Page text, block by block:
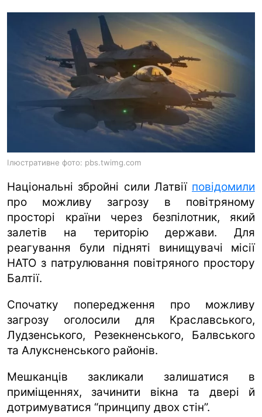
харків
архів
gambling
en
Ілюстративне фото: pbs.twimg.com
Національні збройні сили Латвії повідомили
про можливу загрозу в повітряному
просторі країни через безпілотник, який
залетів на територію держави. Для
реагування були підняті винищувачі місії
НАТО з патрулювання повітряного простору
Балтії.
Спочатку попередження про можливу
загрозу оголосили для Краславського,
Лудзенського, Резекненського, Балвського
та Алуксненського районів.
Мешканців закликали залишатися в
приміщеннях, зачинити вікна та двері й
дотримуватися “принципу двох стін”.